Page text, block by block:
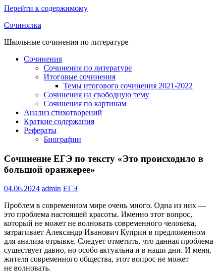
Перейти к содержимому
Сочинялка
Школьные сочинения по литературе
Сочинения
Сочинения по литературе
Итоговые сочинения
Темы итогового сочинения 2021-2022
Сочинения на свободную тему
Сочинения по картинам
Анализ стихотворений
Краткие содержания
Рефераты
Биографии
Сочинение ЕГЭ по тексту «Это происходило в
большой оранжерее»
04.06.2024 admin ЕГЭ
Проблем в современном мире очень много. Одна из них —
это проблема настоящей красоты. Именно этот вопрос,
который не может не волновать современного человека,
затрагивает Александр Иванович Куприн в предложенном
для анализа отрывке. Следует отметить, что данная проблема
существует давно, но особо актуальна и в наши дни. И меня,
жителя современного общества, этот вопрос не может
не волновать.